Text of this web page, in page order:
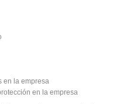
en la empresa
en la empresa